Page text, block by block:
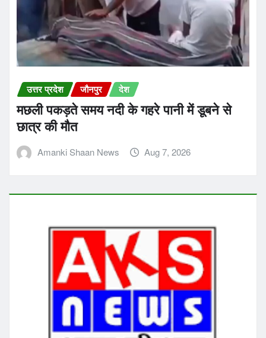
उत्तर प्रदेश जौनपुर देश
मछली पकड़ते समय नदी के गहरे पानी में डूबने से
छात्र की मौत
Amanki Shaan News Aug 7, 2026